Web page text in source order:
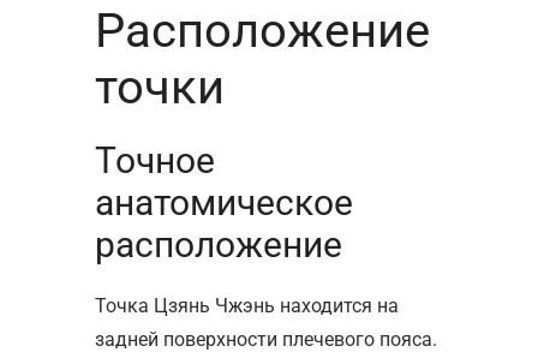
Расположение
точки
Точное
анатомическое
расположение
Точка Цзянь Чжэнь находится на
задней поверхности плечевого пояса.